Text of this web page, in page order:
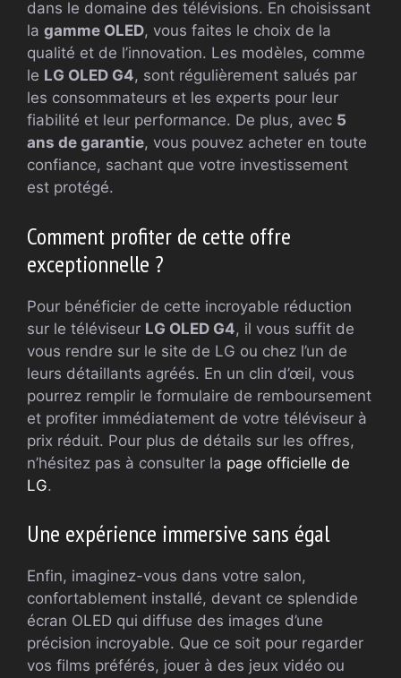
dans le domaine des télévisions. En choisissant
la gamme OLED, vous faites le choix de la
qualité et de l’innovation. Les modèles, comme
le LG OLED G4, sont régulièrement salués par
les consommateurs et les experts pour leur
fiabilité et leur performance. De plus, avec 5
ans de garantie, vous pouvez acheter en toute
confiance, sachant que votre investissement
est protégé.
Comment profiter de cette offre
exceptionnelle ?
Pour bénéficier de cette incroyable réduction
sur le téléviseur LG OLED G4, il vous suffit de
vous rendre sur le site de LG ou chez l’un de
leurs détaillants agréés. En un clin d’œil, vous
pourrez remplir le formulaire de remboursement
et profiter immédiatement de votre téléviseur à
prix réduit. Pour plus de détails sur les offres,
n’hésitez pas à consulter la page officielle de
LG.
Une expérience immersive sans égal
Enfin, imaginez-vous dans votre salon,
confortablement installé, devant ce splendide
écran OLED qui diffuse des images d’une
précision incroyable. Que ce soit pour regarder
vos films préférés, jouer à des jeux vidéo ou